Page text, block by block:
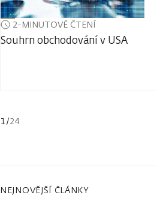
2-MINUTOVÉ ČTENÍ
Souhrn obchodování v USA
1 /24
NEJNOVĚJŠÍ ČLÁNKY